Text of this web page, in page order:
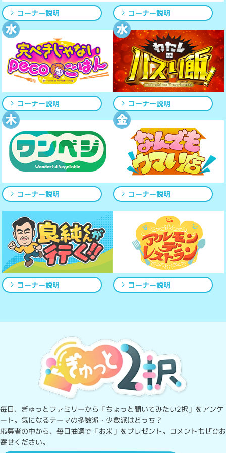
コーナー説明 コーナー説明
コーナー説明 コーナー説明
コーナー説明 コーナー説明
コーナー説明 コーナー説明
毎日、ぎゅっとファミリーから「ちょっと聞いてみたい2択」をアンケ
ート。 気になるテーマの多数派・少数派はどっち？
応募者の中から、毎日抽選で「お米」をプレゼント。コメントもぜひお
寄せください。